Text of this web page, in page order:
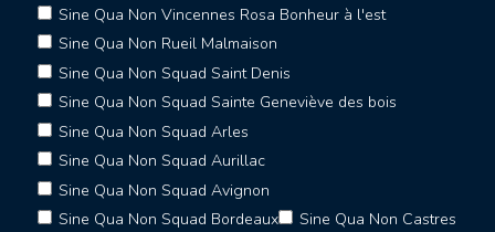
Sine Qua Non Vincennes Rosa Bonheur à l'est
Sine Qua Non Rueil Malmaison
Sine Qua Non Squad Saint Denis
Sine Qua Non Squad Sainte Geneviève des bois
Sine Qua Non Squad Arles
Sine Qua Non Squad Aurillac
Sine Qua Non Squad Avignon
Sine Qua Non Squad Bordeaux
Sine Qua Non Castres